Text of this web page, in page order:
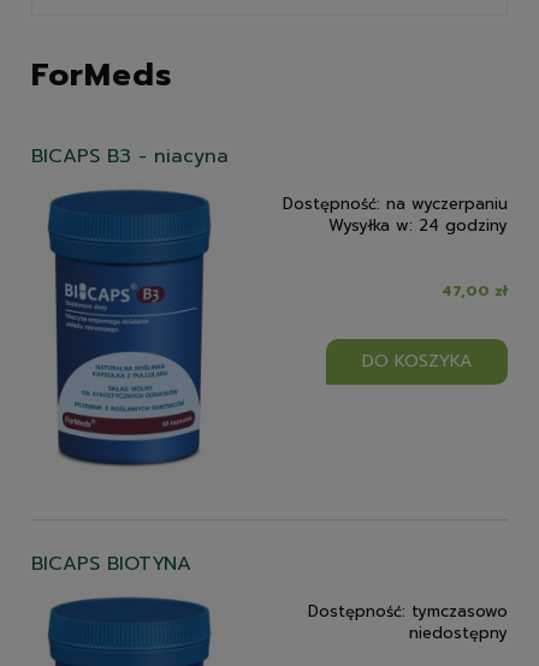
ForMeds
BICAPS B3 - niacyna
Dostępność: na wyczerpaniu
Wysyłka w: 24 godziny
47,00 zł
DO KOSZYKA
BICAPS BIOTYNA
Dostępność: tymczasowo
niedostępny